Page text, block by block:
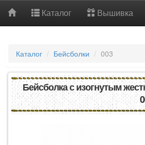
Каталог Вышивка
Каталог Бейсболки 003
Бейсболка с изогнутым